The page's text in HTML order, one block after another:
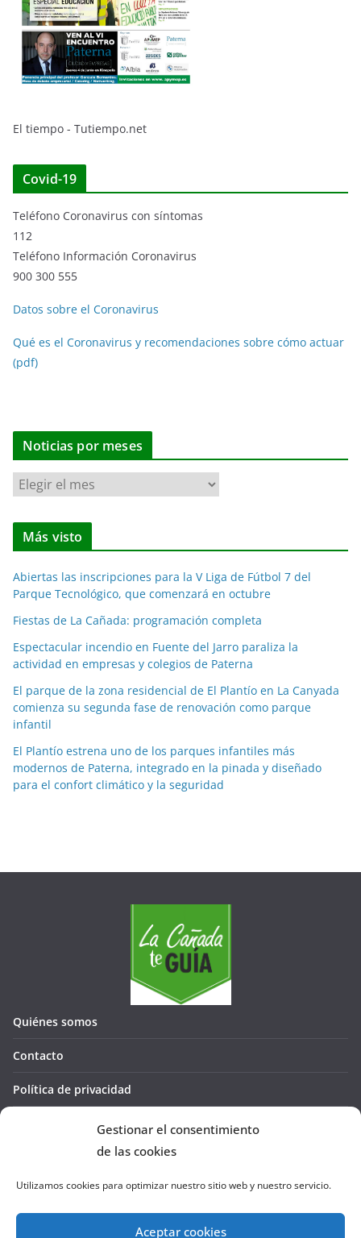
Gestionar el consentimiento
de las cookies
Utilizamos cookies para optimizar nuestro sitio web y nuestro servicio.
Aceptar cookies
El tiempo - Tutiempo.net
Covid-19
Teléfono Coronavirus con síntomas
112
Teléfono Información Coronavirus
900 300 555
Datos sobre el Coronavirus
Qué es el Coronavirus y recomendaciones sobre cómo actuar
(pdf)
Noticias por meses
N
o
t
i
a
s
p
o
m
e
e
s
Más visto
Abiertas las inscripciones para la V Liga de Fútbol 7 del
Parque Tecnológico, que comenzará en octubre
Fiestas de La Cañada: programación completa
Espectacular incendio en Fuente del Jarro paraliza la
actividad en empresas y colegios de Paterna
El parque de la zona residencial de El Plantío en La Canyada
comienza su segunda fase de renovación como parque
infantil
El Plantío estrena uno de los parques infantiles más
modernos de Paterna, integrado en la pinada y diseñado
para el confort climático y la seguridad
Quiénes somos
Contacto
Política de privacidad
Política de cookies (UE)